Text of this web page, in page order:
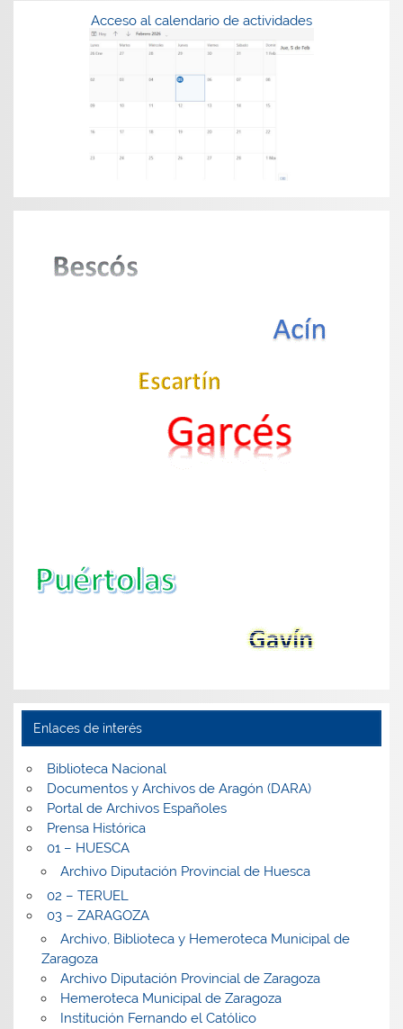
Acceso al calendario de actividades
Enlaces de interés
Biblioteca Nacional
Documentos y Archivos de Aragón (DARA)
Portal de Archivos Españoles
Prensa Histórica
01 – HUESCA
Archivo Diputación Provincial de Huesca
02 – TERUEL
03 – ZARAGOZA
Archivo, Biblioteca y Hemeroteca Municipal de
Zaragoza
Archivo Diputación Provincial de Zaragoza
Hemeroteca Municipal de Zaragoza
Institución Fernando el Católico